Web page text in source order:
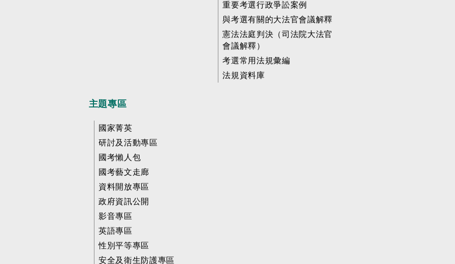
重要考選行政爭訟案例
與考選有關的大法官會議解釋
憲法法庭判決（司法院大法官
會議解釋）
考選常用法規彙編
法規資料庫
主題專區
國家菁英
研討及活動專區
國考懶人包
國考藝文走廊
資料開放專區
政府資訊公開
影音專區
英語專區
性別平等專區
安全及衛生防護專區